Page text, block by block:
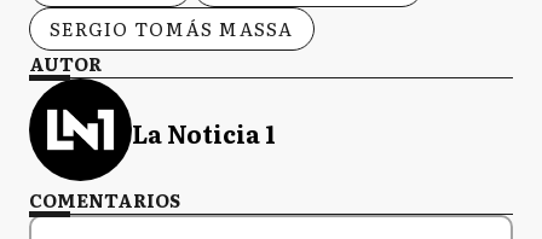
SERGIO TOMÁS MASSA
AUTOR
La Noticia 1
COMENTARIOS